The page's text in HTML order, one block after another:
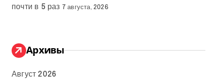
почти в 5 раз 7 августа, 2026
Архивы
Август 2026